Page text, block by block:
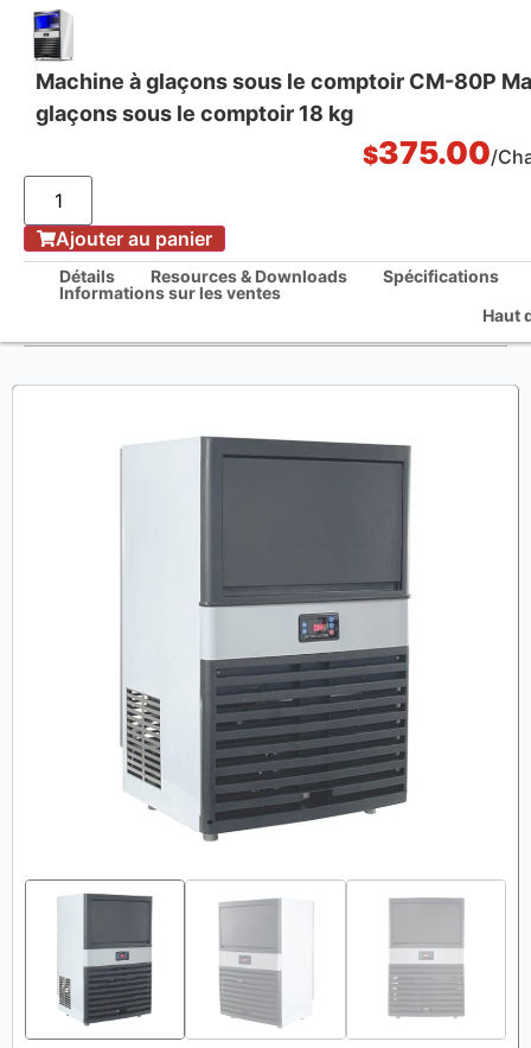
One Stop Kitchen Solutions
La maison
/
Machine à glaçons sous le comptoir CM-80P Machine à glaçons sous le
Machine à glaçons sous le comptoir CM-80P
glaçons sous le comptoir 18 kg
$375.00/
Ajouter au panier
Détails Resources & Downloads
Spécifications
Informations sur les ventes
Haut